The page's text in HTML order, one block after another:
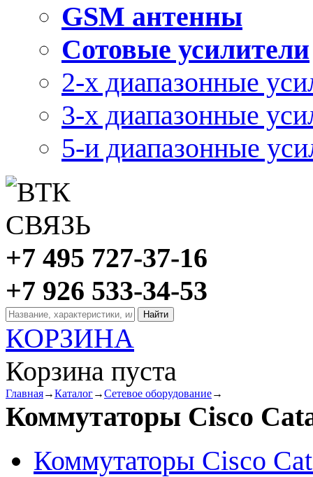
GSM антенны
Сотовые усилители
2-х диапазонные
3-х диапазонные
5-и диапазонные
+7 495 727-37-16
+7 926 533-34-53
КОРЗИНА
Корзина пуста
Главная→Каталог→Сетевое оборудование→
Коммутаторы Cisco
Коммутаторы Cisco